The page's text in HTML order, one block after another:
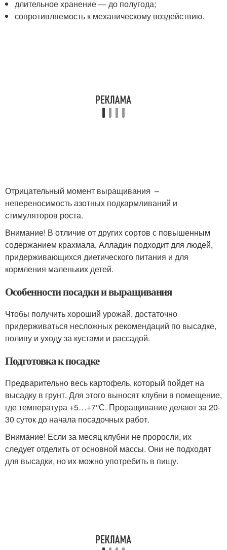
длительное хранение — до полугода;
сопротивляемость к механическому воздействию.
Отрицательный момент выращивания –
непереносимость азотных подкармливаний и
стимуляторов роста.
Внимание! В отличие от других сортов с повышенным
содержанием крахмала, Алладин подходит для людей,
придерживающихся диетического питания и для
кормления маленьких детей.
Особенности посадки и выращивания
Чтобы получить хороший урожай, достаточно
придерживаться несложных рекомендаций по высадке,
поливу и уходу за кустами и рассадой.
Подготовка к посадке
Предварительно весь картофель, который пойдет на
высадку в грунт. Для этого выносят клубни в помещение,
где температура +5…+7°С. Проращивание делают за 20-
30 суток до начала посадочных работ.
Внимание! Если за месяц клубни не проросли, их
следует отделить от основной массы. Они не подходят
для высадки, но их можно употребить в пищу.